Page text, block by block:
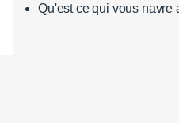
Qu'est ce qui vous navre